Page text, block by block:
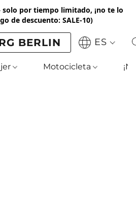
solo por tiempo limitado, ¡no te lo
de descuento: SALE-10)
BERLIN ES
Motocicleta